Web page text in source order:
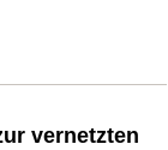
vernetzten